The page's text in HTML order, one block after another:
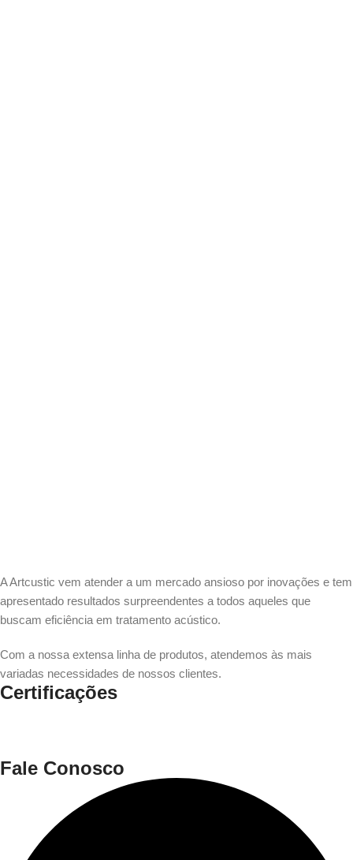
A Artcustic vem atender a um mercado ansioso por inovações e tem
apresentado resultados surpreendentes a todos aqueles que
buscam eficiência em tratamento acústico.
Com a nossa extensa linha de produtos, atendemos às mais
variadas necessidades de nossos clientes.
Certificações
Fale Conosco